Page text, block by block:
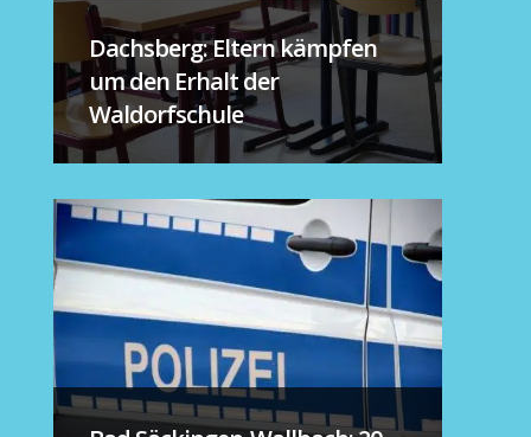
Dachsberg: Eltern kämpfen
um den Erhalt der
Waldorfschule